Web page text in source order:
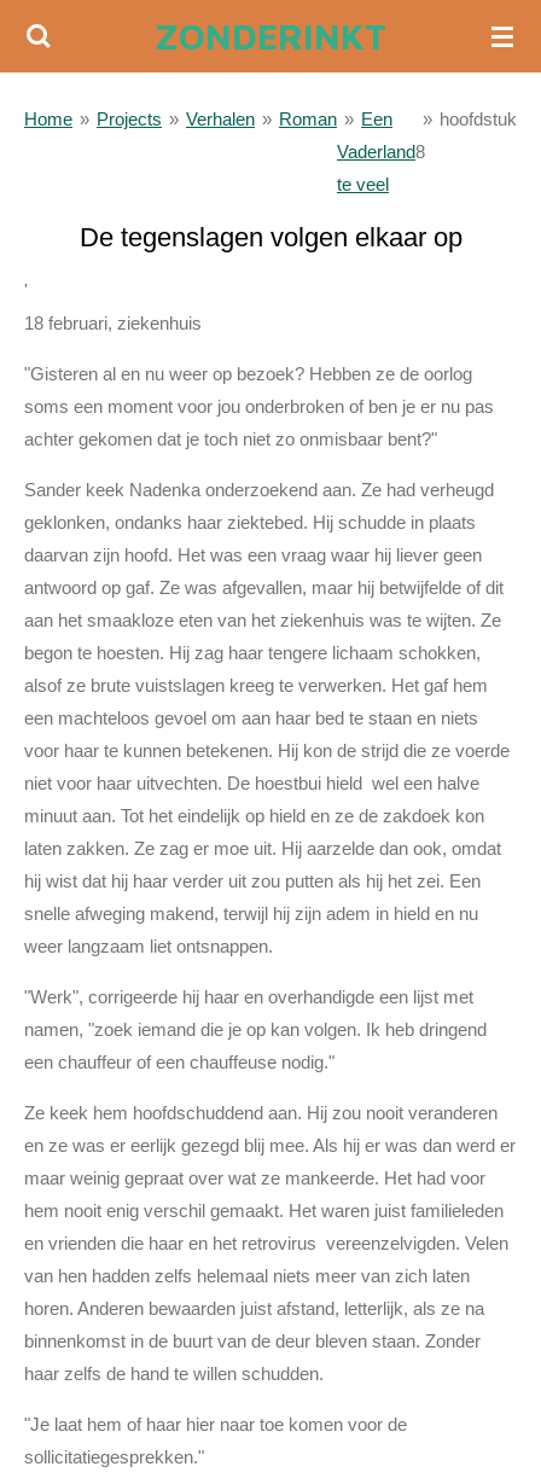
Ga
de
ZONDERINKT
Home » Projects » Verhalen » Roman » Een
Vaderland
te veel
» hoofdstuk
8
De tegenslagen volgen elkaar op
'
18 februari, ziekenhuis
"Gisteren al en nu weer op bezoek? Hebben ze de oorlog
soms een moment voor jou onderbroken of ben je er nu pas
achter gekomen dat je toch niet zo onmisbaar bent?"
Sander keek Nadenka onderzoekend aan. Ze had verheugd
geklonken, ondanks haar ziektebed. Hij schudde in plaats
daarvan zijn hoofd. Het was een vraag waar hij liever geen
antwoord op gaf. Ze was afgevallen, maar hij betwijfelde of dit
aan het smaakloze eten van het ziekenhuis was te wijten. Ze
begon te hoesten. Hij zag haar tengere lichaam schokken,
alsof ze brute vuistslagen kreeg te verwerken. Het gaf hem
een machteloos gevoel om aan haar bed te staan en niets
voor haar te kunnen betekenen. Hij kon de strijd die ze voerde
niet voor haar uitvechten. De hoestbui hield wel een halve
minuut aan. Tot het eindelijk op hield en ze de zakdoek kon
laten zakken. Ze zag er moe uit. Hij aarzelde dan ook, omdat
hij wist dat hij haar verder uit zou putten als hij het zei. Een
snelle afweging makend, terwijl hij zijn adem in hield en nu
weer langzaam liet ontsnappen.
"Werk", corrigeerde hij haar en overhandigde een lijst met
namen, "zoek iemand die je op kan volgen. Ik heb dringend
een chauffeur of een chauffeuse nodig."
Ze keek hem hoofdschuddend aan. Hij zou nooit veranderen
en ze was er eerlijk gezegd blij mee. Als hij er was dan werd er
maar weinig gepraat over wat ze mankeerde. Het had voor
hem nooit enig verschil gemaakt. Het waren juist familieleden
en vrienden die haar en het retrovirus vereenzelvigden. Velen
van hen hadden zelfs helemaal niets meer van zich laten
horen. Anderen bewaarden juist afstand, letterlijk, als ze na
binnenkomst in de buurt van de deur bleven staan. Zonder
haar zelfs de hand te willen schudden.
"Je laat hem of haar hier naar toe komen voor de
sollicitatiegesprekken."